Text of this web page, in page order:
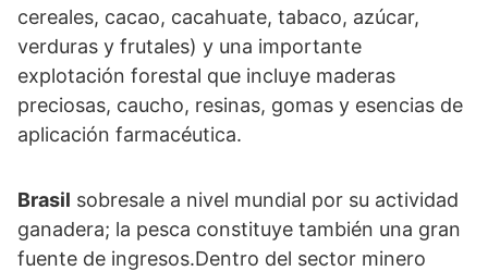
cereales, cacao, cacahuate, tabaco, azúcar,
verduras y frutales) y una importante
explotación forestal que incluye maderas
preciosas, caucho, resinas, gomas y esencias de
aplicación farmacéutica.
Brasil sobresale a nivel mundial por su actividad
ganadera; la pesca constituye también una gran
fuente de ingresos.Dentro del sector minero